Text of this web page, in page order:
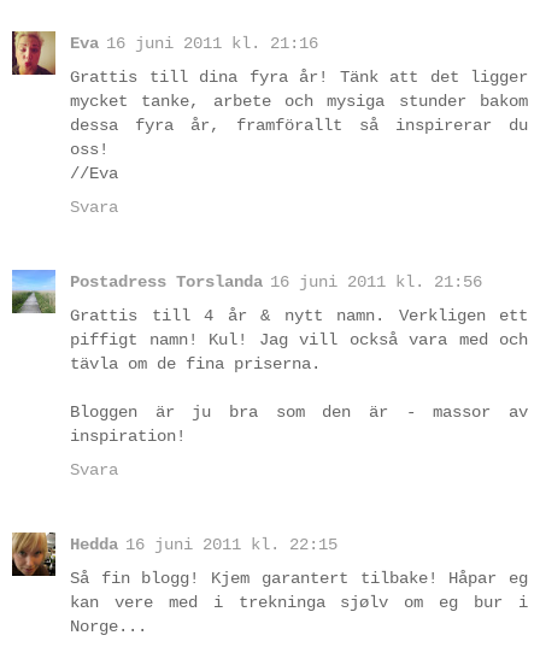
Eva 16 juni 2011 kl. 21:16
Grattis till dina fyra år! Tänk att det ligger
mycket tanke, arbete och mysiga stunder bakom
dessa fyra år, framförallt så inspirerar du
oss!
//Eva
Svara
Postadress Torslanda 16 juni 2011 kl. 21:56
Grattis till 4 år & nytt namn. Verkligen ett
piffigt namn! Kul! Jag vill också vara med och
tävla om de fina priserna.
Bloggen är ju bra som den är - massor av
inspiration!
Svara
Hedda 16 juni 2011 kl. 22:15
Så fin blogg! Kjem garantert tilbake! Håpar eg
kan vere med i trekninga sjølv om eg bur i
Norge...